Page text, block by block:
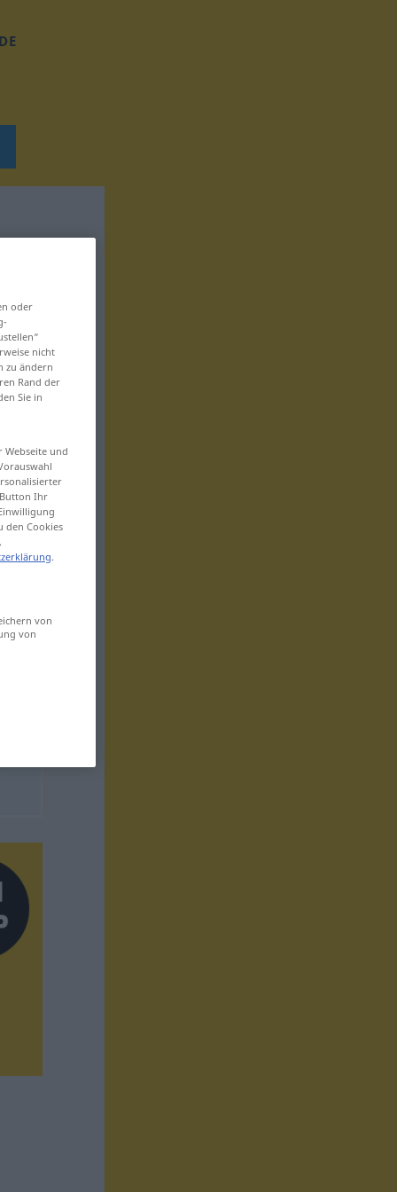
oder
nicht
zu ändern
Rand der
Sie in
und
Ihr
den Cookies
.
von
von